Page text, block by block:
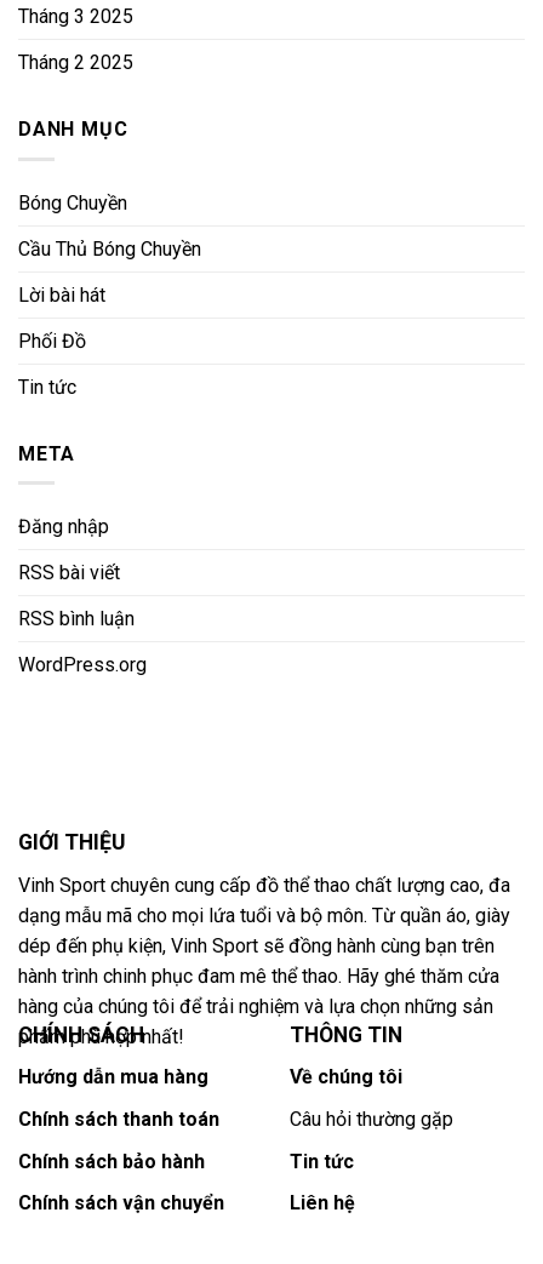
Tháng 3 2025
Tháng 2 2025
DANH MỤC
Bóng Chuyền
Cầu Thủ Bóng Chuyền
Lời bài hát
Phối Đồ
Tin tức
META
Đăng nhập
RSS bài viết
RSS bình luận
WordPress.org
GIỚI THIỆU
Vinh Sport chuyên cung cấp đồ thể thao chất lượng cao, đa
dạng mẫu mã cho mọi lứa tuổi và bộ môn. Từ quần áo, giày
dép đến phụ kiện, Vinh Sport sẽ đồng hành cùng bạn trên
hành trình chinh phục đam mê thể thao. Hãy ghé thăm cửa
hàng của chúng tôi để trải nghiệm và lựa chọn những sản
phẩm phù hợp nhất!
CHÍNH SÁCH
Hướng dẫn mua hàng
Chính sách thanh toán
Chính sách bảo hành
Chính sách vận chuyển
THÔNG TIN
Về chúng tôi
Câu hỏi thường gặp
Tin tức
Liên hệ